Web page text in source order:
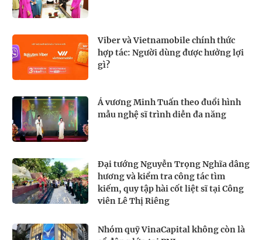
Viber và Vietnamobile chính thức
hợp tác: Người dùng được hưởng lợi
gì?
Á vương Minh Tuấn theo đuổi hình
mẫu nghệ sĩ trình diễn đa năng
Đại tướng Nguyễn Trọng Nghĩa dâng
hương và kiểm tra công tác tìm
kiếm, quy tập hài cốt liệt sĩ tại Công
viên Lê Thị Riêng
Nhóm quỹ VinaCapital không còn là